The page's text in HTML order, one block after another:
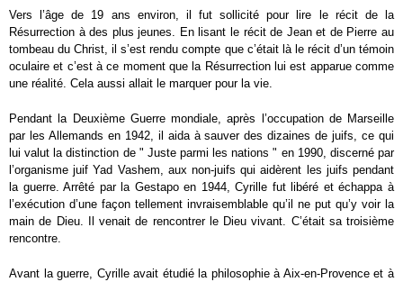
Vers l’âge de 19 ans environ, il fut sollicité pour lire le récit de la
Résurrection à des plus jeunes. En lisant le récit de Jean et de Pierre au
tombeau du Christ, il s’est rendu compte que c’était là le récit d’un témoin
oculaire et c’est à ce moment que la Résurrection lui est apparue comme
une réalité. Cela aussi allait le marquer pour la vie.
Pendant la Deuxième Guerre mondiale, après l’occupation de Marseille
par les Allemands en 1942, il aida à sauver des dizaines de juifs, ce qui
lui valut la distinction de " Juste parmi les nations " en 1990, discerné par
l’organisme juif Yad Vashem, aux non-juifs qui aidèrent les juifs pendant
la guerre. Arrêté par la Gestapo en 1944, Cyrille fut libéré et échappa à
l’exécution d’une façon tellement invraisemblable qu’il ne put qu’y voir la
main de Dieu. Il venait de rencontrer le Dieu vivant. C’était sa troisième
rencontre.
Avant la guerre, Cyrille avait étudié la philosophie à Aix-en-Provence et à